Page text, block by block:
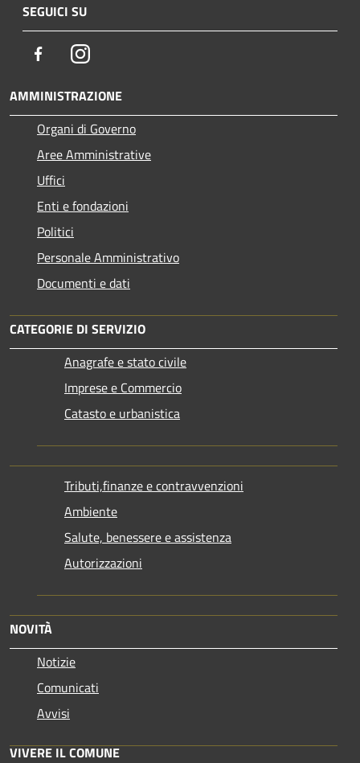
SEGUICI SU
FacebookInstagram
AMMINISTRAZIONE
Organi di Governo
Aree Amministrative
Uffici
Enti e fondazioni
Politici
Personale Amministrativo
Documenti e dati
CATEGORIE DI SERVIZIO
Anagrafe e stato civile
Imprese e Commercio
Catasto e urbanistica
Tributi,finanze e contravvenzioni
Ambiente
Salute, benessere e assistenza
Autorizzazioni
NOVITÀ
Notizie
Comunicati
Avvisi
VIVERE IL COMUNE